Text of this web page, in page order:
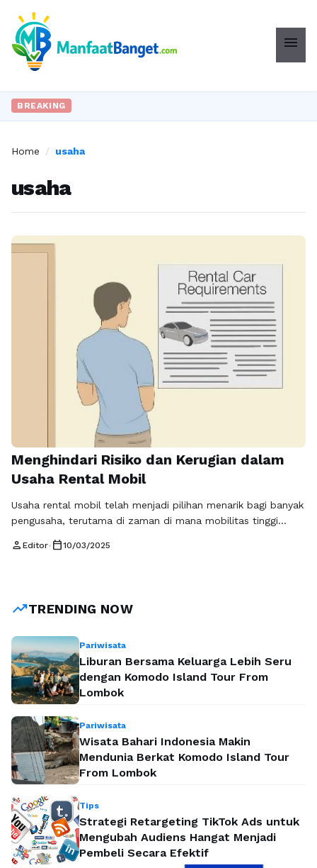
menu
BREAKING
Home / usaha
usaha
Menghindari Risiko dan Kerugian dalam
Usaha Rental Mobil
Usaha rental mobil telah menjadi pilihan menarik bagi banyak
pengusaha, terutama di zaman di mana mobilitas tinggi
sangat menjanjikan, ada berbagai risiko dan kerugian yang
Baca Selengkapnya
person Editor• calendar_today10/03/2025
trending_upTRENDING NOW
Pariwisata
Liburan Bersama Keluarga Lebih Seru
dengan Komodo Island Tour From
Lombok
Pariwisata
Wisata Bahari Indonesia Makin
Mendunia Berkat Komodo Island Tour
From Lombok
Tips
Strategi Retargeting TikTok Ads untuk
Mengubah Audiens Hangat Menjadi
Pembeli Secara Efektif